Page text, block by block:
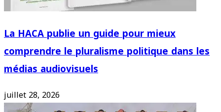
La HACA publie un guide pour mieux
comprendre le pluralisme politique dans les
médias audiovisuels
juillet 28, 2026